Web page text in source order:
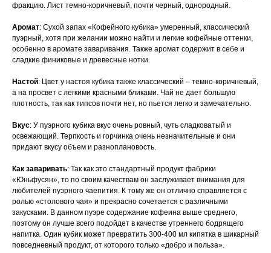
фракцию. Лист темно-коричневый, почти черный, однородный.
Аромат: Сухой запах «Кофейного кубика» умеренный, классический
пуэрный, хотя при желании можно найти и легкие кофейные оттенки,
особенно в аромате заваривания. Также аромат содержит в себе и
сладкие финиковые и древесные нотки.
Настой: Цвет у настоя кубика также классический – темно-коричневый,
а на просвет с легкими красными бликами. Чай не дает большую
плотность, так как типсов почти нет, но пьется легко и замечательно.
Вкус: У пуэрного кубика вкус очень ровный, чуть сладковатый и
освежающий. Терпкость и горчинка очень незначительные и они
придают вкусу объем и разноплановость.
Как заваривать: Так как это стандартный продукт фабрики
«Юньфусян», то по своим качествам он заслуживает внимания для
любителей пуэрного чаепития. К тому же он отлично справляется с
ролью «столового чая» и прекрасно сочетается с различными
закусками. В данном пуэре содержание кофеина выше среднего,
поэтому он лучше всего подойдет в качестве утреннего бодрящего
напитка. Один кубик может превратить 300-400 мл кипятка в шикарный
повседневный продукт, от которого только «добро и польза».